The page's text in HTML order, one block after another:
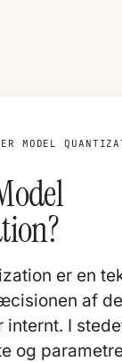
MODEL
er en
af
internt. I
og